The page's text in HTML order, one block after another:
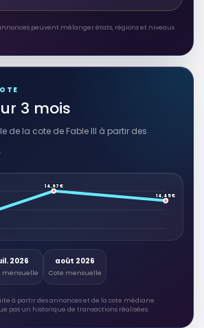
peuvent mélanger états, régions et niveaux
3 mois
de la cote de Fable III à partir des
14,97 €
14,45 €
2026
mensuelle
août 2026
Cote mensuelle
à partir des annonces et de la cote médiane
pas un historique de transactions réalisées.